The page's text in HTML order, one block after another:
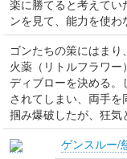
楽に勝てると考えて
ンを見て、能力を使
ゴンたちの策にはま
火薬（リトルフラワー
ディブローを決める
されてしまい、両手
掴み爆破したが、狂気
ゲンスルー/